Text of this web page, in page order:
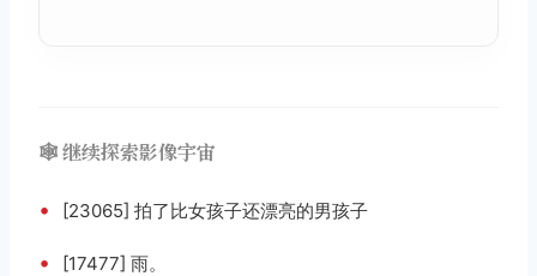
🕸️ 继续探索影像宇宙
• [23065] 拍了比女孩子还漂亮的男孩子
• [17477] 雨。